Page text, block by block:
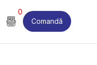
0
Comandă